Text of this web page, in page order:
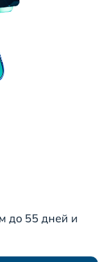
до 55 дней и